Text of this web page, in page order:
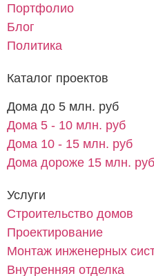
Портфолио
Блог
Политика
Каталог проектов
Дома до 5 млн. руб
Дома 5 - 10 млн. руб
Дома 10 - 15 млн. руб
Дома дороже 15 млн. руб
Услуги
Строительство домов
Проектирование
Монтаж инженерных
Внутренняя отделка